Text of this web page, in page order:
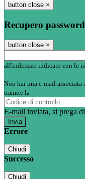
button close ×
Recupero password
button close ×
all'indirizzo indicato con le
Non hai una e-mail associata
tramite la
E-mail inviata, si prega
Errore
Chiudi
Successo
Chiudi